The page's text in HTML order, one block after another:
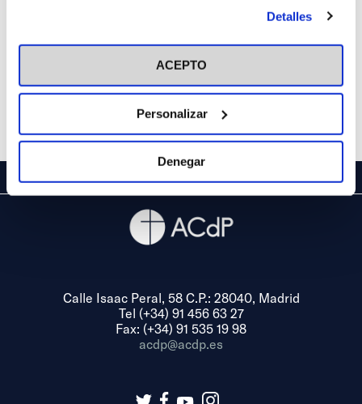
en el botón "Personalizar". Para más información puedes
visitar nuestra Política de Cookies
Detalles
ACEPTO
Personalizar
Denegar
Calle Isaac Peral, 58 C.P.: 28040, Madrid
Tel (+34) 91 456 63 27
Fax: (+34) 91 535 19 98
acdp@acdp.es